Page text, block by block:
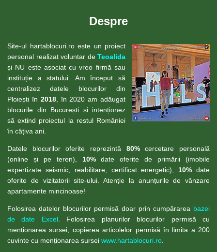
Despre
Site-ul hartablocuri.ro este un proiect
personal realizat voluntar de Teoalida
și NU este asociat cu vreo firmă sau
instituție a statului. Am început să
centralizez datele blocurilor din
Ploiești în 2018, în 2020 am adăugat
blocurile din București și intenționez
să extind proiectul la restul României
în câțiva ani.
Datele blocurilor oferite reprezintă 80%cercetare personală
(online și pe teren), 10%date oferite de primării (imobile
expertizate seismic, reabilitare, certificat energetic), 10% date
oferite de vizitatorii site-ului. Atenție la anunțurile de vânzare
apartamente mincinoase!
Folosirea datelor blocurilor permisă doar prin cumpărarea bazei
de date Excel. Folosirea planurilor blocurilor permisă cu
menționarea sursei, copierea articolelor permisă în limita a 200
cuvinte cu menționarea sursei www.hartablocuri.ro